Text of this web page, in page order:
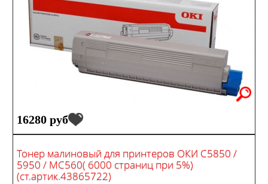
16280 руб
Тонер малиновый для принтеров ОКИ С5850 /
5950 / MC560( 6000 страниц при 5%)
(ст.артик.43865722)